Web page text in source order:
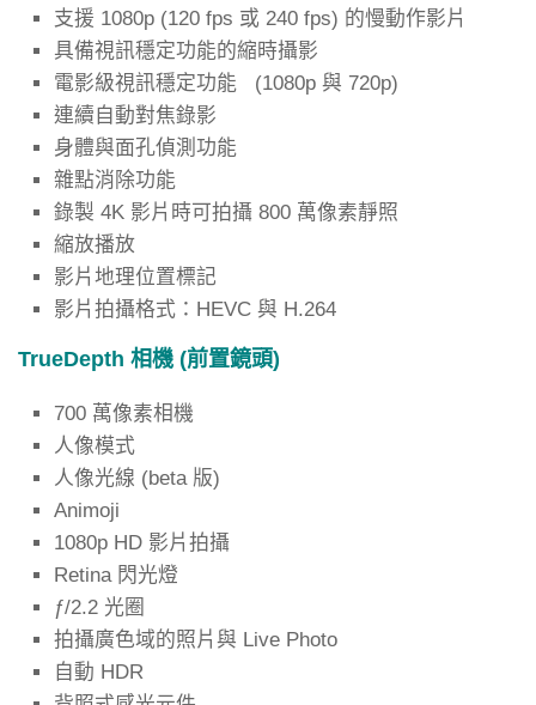
支援 1080p (120 fps 或 240 fps) 的慢動作影片
具備視訊穩定功能的縮時攝影
電影級視訊穩定功能 (1080p 與 720p)
連續自動對焦錄影
身體與面孔偵測功能
雜點消除功能
錄製 4K 影片時可拍攝 800 萬像素靜照
縮放播放
影片地理位置標記
影片拍攝格式：HEVC 與 H.264
TrueDepth 相機 (前置鏡頭)
700 萬像素相機
人像模式
人像光線 (beta 版)
Animoji
1080p HD 影片拍攝
Retina 閃光燈
ƒ/2.2 光圈
拍攝廣色域的照片與 Live Photo
自動 HDR